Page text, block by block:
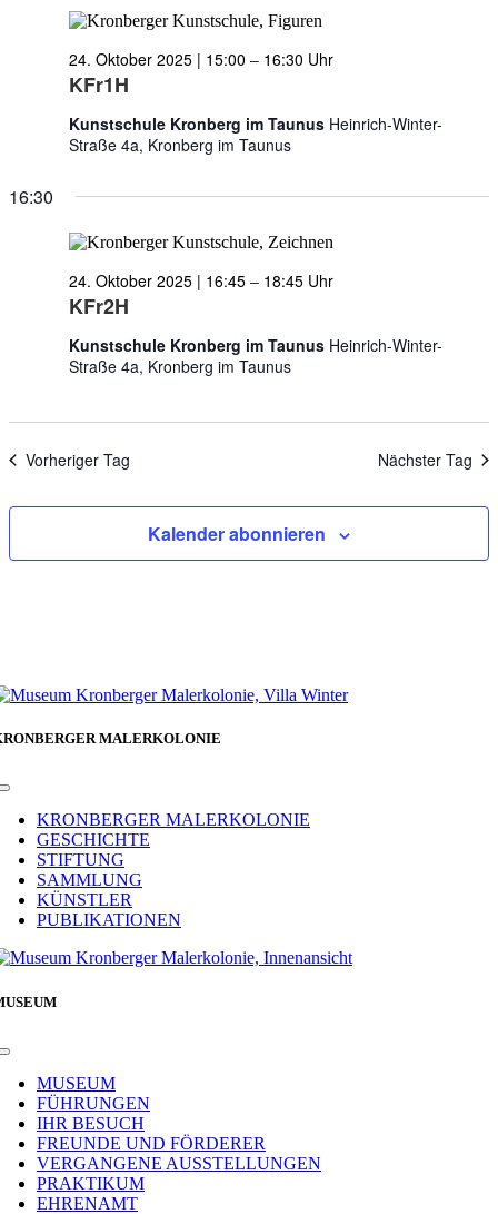
KFr1H
24. Oktober 2025 | 15:00 – 16:30
Kunstschule Kronberg im Taunus Heinrich-Winter-
Straße 4a, Kronberg im Taunus
16:30
KFr2H
24. Oktober 2025 | 16:45 – 18:45
Kunstschule Kronberg im Taunus Heinrich-Winter-
Straße 4a, Kronberg im Taunus
Vorheriger Tag Nächster Tag
Kalender abonnieren
MALERKOLONIE
Toggle
NavigationKRONBERGER MALERKOLONIE
GESCHICHTE
STIFTUNG
SAMMLUNG
KÜNSTLER
PUBLIKATIONEN
Toggle
NavigationMUSEUM
FÜHRUNGEN
IHR BESUCH
FREUNDE UND FÖRDERER
VERGANGENE AUSSTELLUNGEN
PRAKTIKUM
EHRENAMT